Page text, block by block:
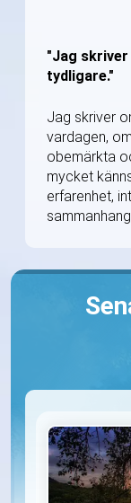
"Jag
tydligare."
Jag skriver
vardagen,
obemärkta
mycket
erfarenhet,